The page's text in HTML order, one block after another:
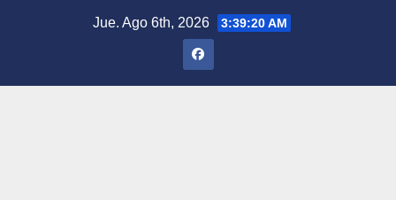
Jue. Ago 6th, 2026 3:39:22 AM